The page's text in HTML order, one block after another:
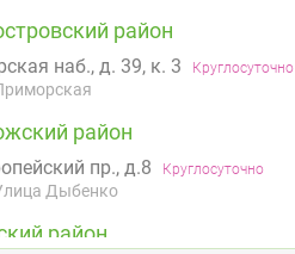
район
наб., д. 39, к. 3 Круглосуточно
район
пр., д.8 Круглосуточно
Дыбенко
район